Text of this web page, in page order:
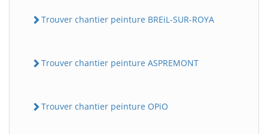
Trouver chantier peinture BREiL-SUR-ROYA
Trouver chantier peinture ASPREMONT
Trouver chantier peinture OPiO